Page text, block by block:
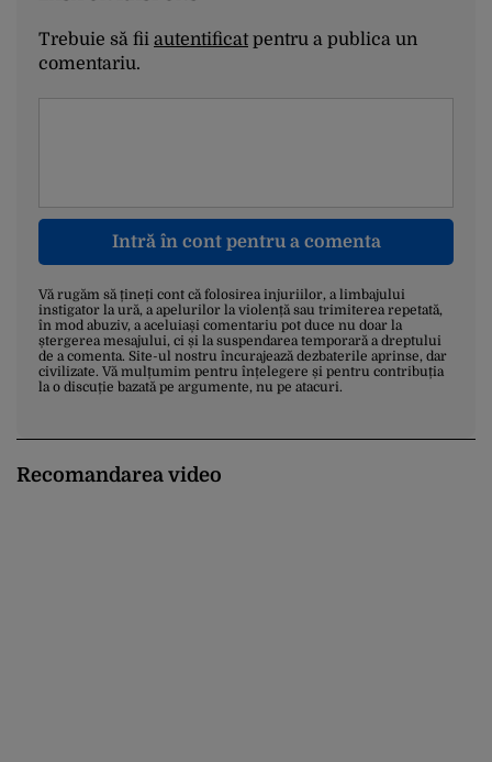
Trebuie să fii autentificatpentru a publica un
comentariu.
Intră în cont pentru a comenta
Vă rugăm să țineți cont că folosirea injuriilor, a limbajului
instigator la ură, a apelurilor la violență sau trimiterea repetată,
în mod abuziv, a aceluiași comentariu pot duce nu doar la
ștergerea mesajului, ci și la suspendarea temporară a dreptului
de a comenta. Site-ul nostru încurajează dezbaterile aprinse, dar
civilizate. Vă mulțumim pentru înțelegere și pentru contribuția
la o discuție bazată pe argumente, nu pe atacuri.
Recomandarea video